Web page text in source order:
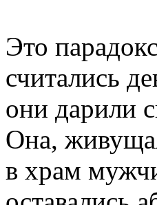
Это
считались
они дарили
Она,
в храм